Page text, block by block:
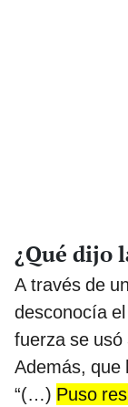
¿Qué dijo
A través de
desconocía
fuerza se usó
Además, que
“(…) Puso